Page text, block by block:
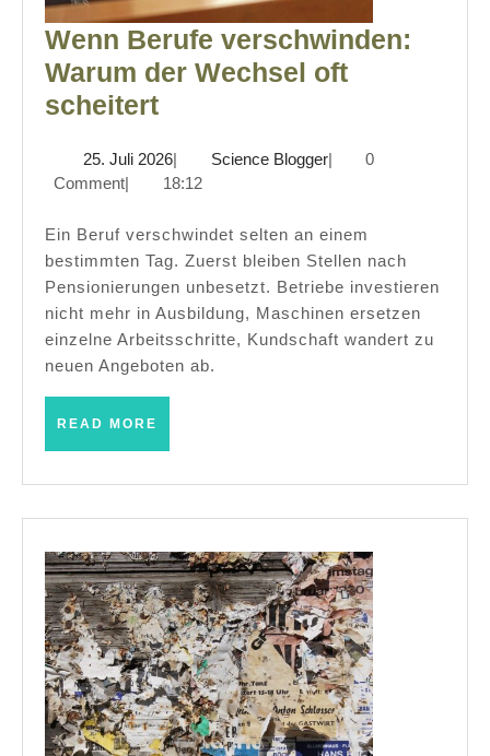
Wenn Berufe verschwinden:
Warum der Wechsel oft
scheitertWenn
verschwinden:
der
Wechsel
oft
scheitert
25. Juli 202625.
Juli
| Science BloggerScience
|
0
Comment| 18:12
Ein Beruf verschwindet selten an einem
bestimmten Tag. Zuerst bleiben Stellen nach
Pensionierungen unbesetzt. Betriebe investieren
nicht mehr in Ausbildung, Maschinen ersetzen
einzelne Arbeitsschritte, Kundschaft wandert zu
neuen Angeboten ab.
READ MORE